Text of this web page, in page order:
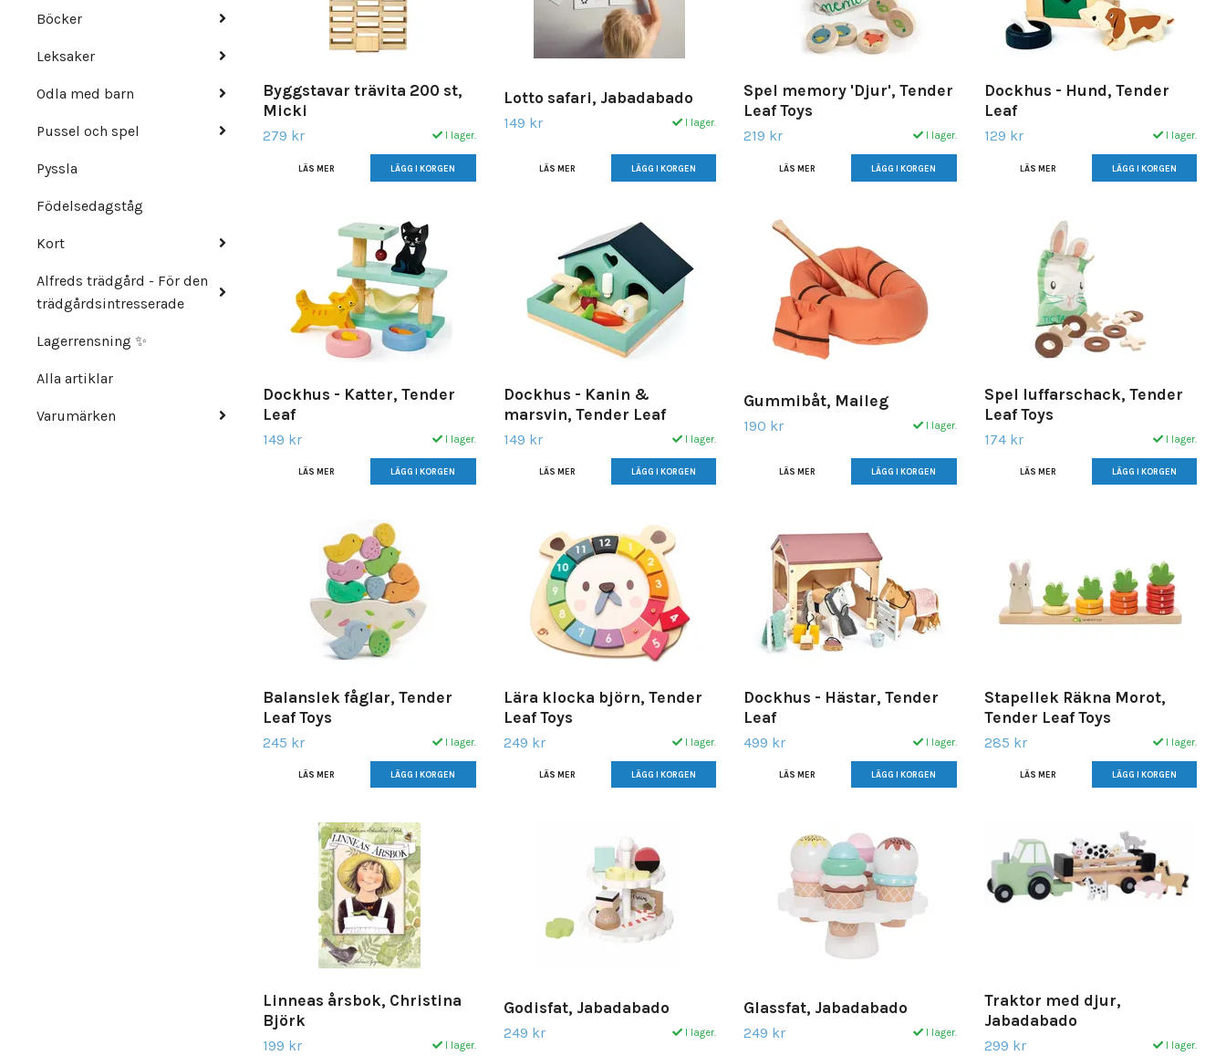
Böcker
Leksaker
Odla med barn
Pussel och spel
Pyssla
Födelsedagståg
Kort
Alfreds trädgård - För den
trädgårdsintresserade
Lagerrensning ✨
Alla artiklar
Varumärken
Byggstavar trävita 200 st,
Micki
279 kr I lager.
LÄS MER
Lotto safari, Jabadabado
149 kr I lager.
LÄS MER
Spel memory 'Djur', Tender
Leaf Toys
219 kr I lager.
LÄS MER
Dockhus - Hund, Tender
Leaf
129 kr I lager.
LÄS MER
Dockhus - Katter, Tender
Leaf
149 kr I lager.
LÄS MER
Dockhus - Kanin &
marsvin, Tender Leaf
149 kr I lager.
LÄS MER
Gummibåt, Maileg
190 kr I lager.
LÄS MER
Spel luffarschack, Tender
Leaf Toys
174 kr I lager.
LÄS MER
Balanslek fåglar, Tender
Leaf Toys
245 kr I lager.
LÄS MER
Lära klocka björn, Tender
Leaf Toys
249 kr I lager.
LÄS MER
Dockhus - Hästar, Tender
Leaf
499 kr I lager.
LÄS MER
Stapellek Räkna Morot,
Tender Leaf Toys
285 kr I lager.
LÄS MER
Linneas årsbok, Christina
Björk
199 kr I lager.
Godisfat, Jabadabado
249 kr I lager.
Glassfat, Jabadabado
249 kr I lager.
Traktor med djur,
Jabadabado
299 kr I lager.